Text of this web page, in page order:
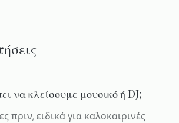
να κλείσουμε μουσικό ή DJ;
πριν, ειδικά για καλοκαιρινές